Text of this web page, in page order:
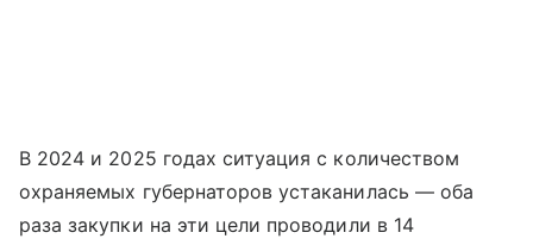
В 2024 и 2025 годах ситуация с количеством
охраняемых губернаторов устаканилась — оба
раза закупки на эти цели проводили в 14